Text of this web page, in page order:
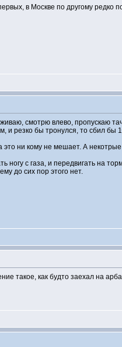
в Москве по другому редко
смотрю влево, пропускаю
и резко бы тронулся, то сбил бы
это ни кому не мешает. А
с газа, и передвигать на
до сих пор этого нет.
такое, как будто заехал на